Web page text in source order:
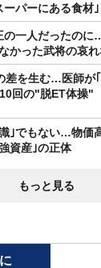
パーにある食材｣
の一人だったの
かった武将の哀
差を生む…医師が
回の"脱ET体操"
｣でもない…物価
資産｣の正体
もっと見る